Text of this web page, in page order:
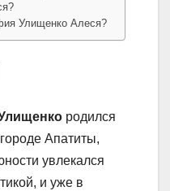
Улищенко Алеся?
родился
Апатиты,
увлекался
и уже в